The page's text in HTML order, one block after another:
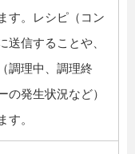
す。レシピ（コン
送信することや、
調理中、調理終
の発生状況など）
す。